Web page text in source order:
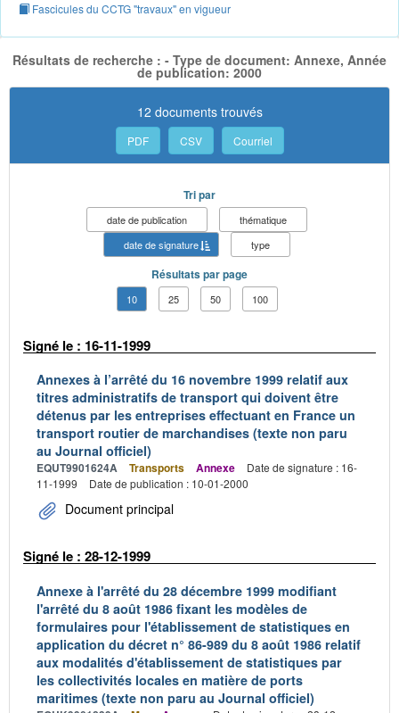
Fascicules du CCTG "travaux" en vigueur
Résultats de recherche : - Type de document: Annexe, Année
de publication: 2000
12 documents trouvés
PDF CSV Courriel
Tri par
date de publication
thématique
date de signature
type
Résultats par page
10 25 50 100
Signé le : 16-11-1999
Annexes à l’arrêté du 16 novembre 1999 relatif aux
titres administratifs de transport qui doivent être
détenus par les entreprises effectuant en France un
transport routier de marchandises (texte non paru
au Journal officiel)
EQUT9901624A Transports Annexe
Date de signature : 16-
11-1999
Date de publication : 10-01-2000
Document principal
Signé le : 28-12-1999
Annexe à l'arrêté du 28 décembre 1999 modifiant
l'arrêté du 8 août 1986 fixant les modèles de
formulaires pour l'établissement de statistiques en
application du décret n° 86-989 du 8 août 1986 relatif
aux modalités d'établissement de statistiques par
les collectivités locales en matière de ports
maritimes (texte non paru au Journal officiel)